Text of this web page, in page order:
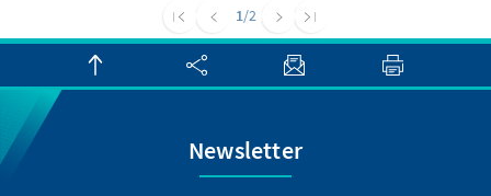
1/2
Newsletter